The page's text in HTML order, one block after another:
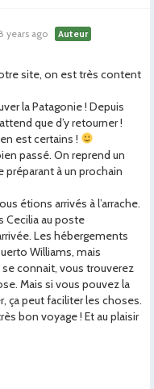
years ago Auteur
site, on est très content
la Patagonie ! Depuis
que d’y retourner !
est certains !
passé. On reprend un
à un prochain
étions arrivés à l’arrache.
Cecilia au poste
Les hébergements
Williams, mais
connait, vous trouverez
Mais si vous pouvez la
ça peut faciliter les choses.
bon voyage ! Et au plaisir